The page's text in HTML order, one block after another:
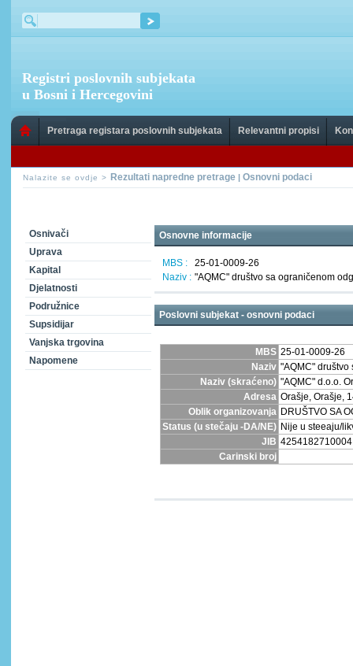
Registri poslovnih subjekata
u Bosni i Hercegovini
Pretraga registara poslovnih subjekata Relevantni propisi
Nalazite se ovdje > Rezultati napredne pretrage | Osnovni podaci
Osnivači
Uprava
Kapital
Djelatnosti
Podružnice
Supsidijar
Vanjska trgovina
Napomene
Osnovne informacije
MBS :
25-01-0009-26
Naziv : "AQMC" društvo sa ograničenom
Poslovni subjekat - osnovni podaci
MBS 25-01-0009-26
Naziv "AQMC"
Naziv (skraćeno) "AQMC" d.o.o.
Adresa Orašje, Orašje,
Oblik organizovanja DRUŠTVO SA
Status (u stečaju -DA/NE) Nije u steeaju/
JIB 4254182710004
Carinski broj